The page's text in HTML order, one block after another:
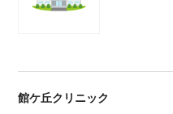
館ケ丘クリニック